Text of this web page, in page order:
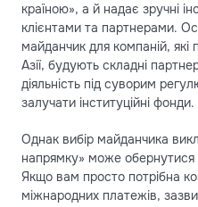
країною», а й надає зручні
клієнтами та партнерами.
майданчик для компаній, які
Азії, будують складні
діяльність під суворим
залучати інституційні фонди.
Однак вибір майданчика
напрямку» може
Якщо вам просто потрібна
міжнародних платежів,